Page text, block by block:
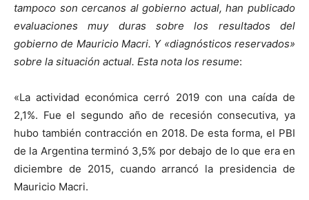
tampoco son cercanos al gobierno actual, han publicado
evaluaciones muy duras sobre los resultados del
gobierno de Mauricio Macri. Y «diagnósticos reservados»
sobre la situación actual. Esta nota los resume:
«La actividad económica cerró 2019 con una caída de
2,1%. Fue el segundo año de recesión consecutiva, ya
hubo también contracción en 2018. De esta forma, el PBI
de la Argentina terminó 3,5% por debajo de lo que era en
diciembre de 2015, cuando arrancó la presidencia de
Mauricio Macri.